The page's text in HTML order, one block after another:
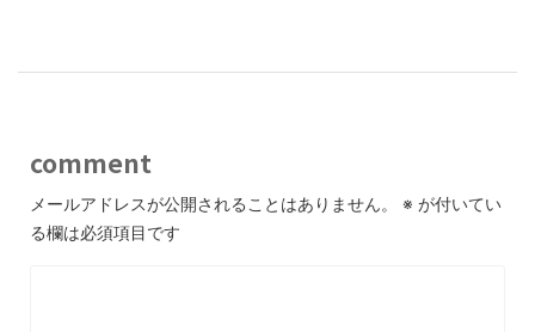
comment
メールアドレスが公開されることはありません。 ※ が付いてい
る欄は必須項目です